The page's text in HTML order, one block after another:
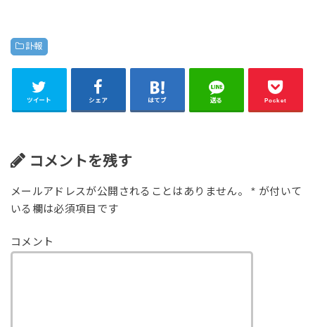
訃報
ツイート シェア はてブ 送る Pocket
コメントを残す
メールアドレスが公開されることはありません。 * が付いて
いる欄は必須項目です
コメント